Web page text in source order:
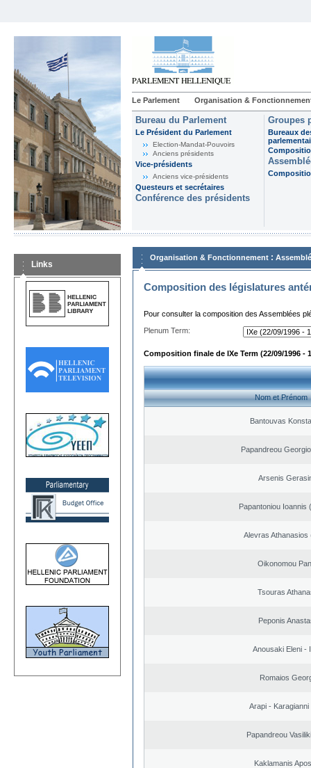
Le Parlement Organisation &
Bureau du Parlement
Le Président du Parlement
Election-Mandat-Pouvoirs
Anciens présidents
Vice-présidents
Anciens vice-présidents
Questeurs et secrétaires
Conférence des présidents
Groupes
Bureaux
Links
Organisation & Fonctionnement :
Composition des législatures
Pour consulter la composition des Assemblées
Plenum Term:
Composition finale de IXe Term (22/09/1996 -
Nom et Prénom
Bantouvas
Papandreou
Arsenis
Papantoniou Ioannis
Alevras Athanasios
Oikonomou
Tsouras
Peponis
Anousaki Eleni -
Romaios
Arapi - Karagianni
Papandreou
Kaklamanis